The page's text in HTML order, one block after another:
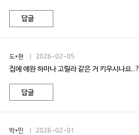
답글
도*현 | 2026-02-05
집에 애완 하마나 고릴라 같은 거 키우시나요..?
답글
박*민 | 2026-02-01